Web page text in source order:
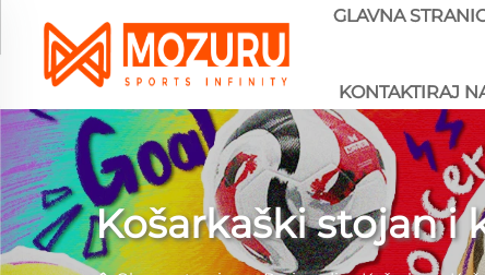
GLAVNA
KONTAKTIRAJ
Košarkaški stojan i